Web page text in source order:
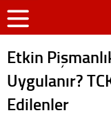
Etkin
Uygulanır?
Edilenler